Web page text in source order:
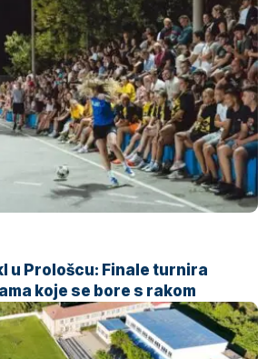
u Prološcu: Finale turnira
koje se bore s rakom